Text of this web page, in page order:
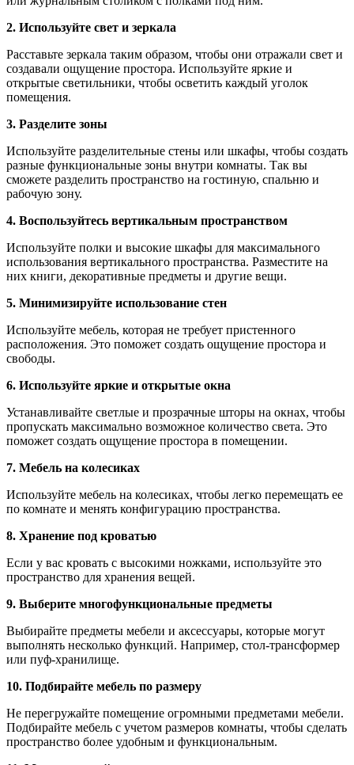
2. Используйте свет и зеркала
Расставьте зеркала таким образом, чтобы они отражали свет и
создавали ощущение простора. Используйте яркие и
открытые светильники, чтобы осветить каждый уголок
помещения.
3. Разделите зоны
Используйте разделительные стены или шкафы, чтобы создать
разные функциональные зоны внутри комнаты. Так вы
сможете разделить пространство на гостиную, спальню и
рабочую зону.
4. Воспользуйтесь вертикальным пространством
Используйте полки и высокие шкафы для максимального
использования вертикального пространства. Разместите на
них книги, декоративные предметы и другие вещи.
5. Минимизируйте использование стен
Используйте мебель, которая не требует пристенного
расположения. Это поможет создать ощущение простора и
свободы.
6. Используйте яркие и открытые окна
Устанавливайте светлые и прозрачные шторы на окнах, чтобы
пропускать максимально возможное количество света. Это
поможет создать ощущение простора в помещении.
7. Мебель на колесиках
Используйте мебель на колесиках, чтобы легко перемещать ее
по комнате и менять конфигурацию пространства.
8. Хранение под кроватью
Если у вас кровать с высокими ножками, используйте это
пространство для хранения вещей.
9. Выберите многофункциональные предметы
Выбирайте предметы мебели и аксессуары, которые могут
выполнять несколько функций. Например, стол-трансформер
или пуф-хранилище.
10. Подбирайте мебель по размеру
Не перегружайте помещение огромными предметами мебели.
Подбирайте мебель с учетом размеров комнаты, чтобы сделать
пространство более удобным и функциональным.